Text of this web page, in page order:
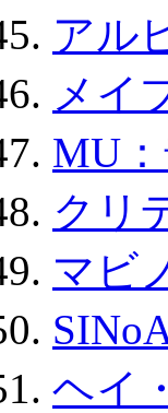
アル
メイ
MU
クリ
マビ
ヘイ